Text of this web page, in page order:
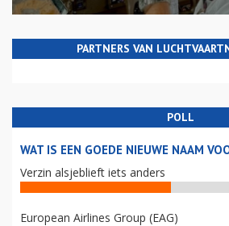
PARTNERS VAN
POLL
WAT IS EEN GOEDE NIEUWE NAAM
Verzin alsjeblieft iets anders
European Airlines Group (EAG)